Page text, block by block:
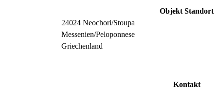
Objekt Standort
24024 Neochori/Stoupa
Messenien/Peloponnese
Griechenland
Kontakt